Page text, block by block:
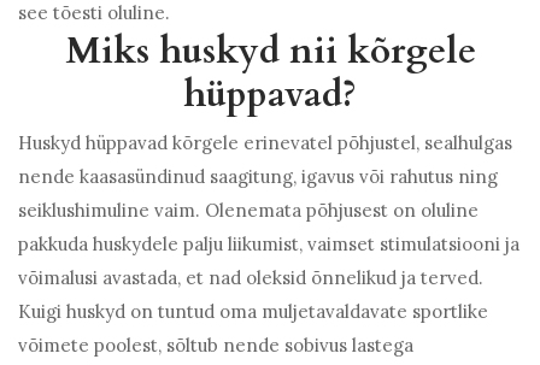
see tõesti oluline.
Miks huskyd nii kõrgele
hüppavad?
Huskyd hüppavad kõrgele erinevatel põhjustel, sealhulgas
nende kaasasündinud saagitung, igavus või rahutus ning
seiklushimuline vaim. Olenemata põhjusest on oluline
pakkuda huskydele palju liikumist, vaimset stimulatsiooni ja
võimalusi avastada, et nad oleksid õnnelikud ja terved.
Kuigi huskyd on tuntud oma muljetavaldavate sportlike
võimete poolest, sõltub nende sobivus lastega